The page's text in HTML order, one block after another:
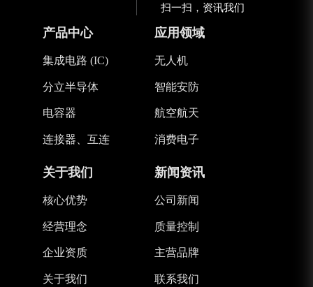
扫一扫，资讯我们
产品中心
集成电路 (IC)
分立半导体
电容器
连接器、互连
应用领域
无人机
智能安防
航空航天
消费电子
关于我们
核心优势
经营理念
企业资质
关于我们
新闻资讯
公司新闻
质量控制
主营品牌
联系我们